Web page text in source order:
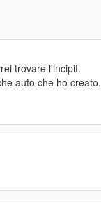
trovare l'incipit.
auto che ho creato.